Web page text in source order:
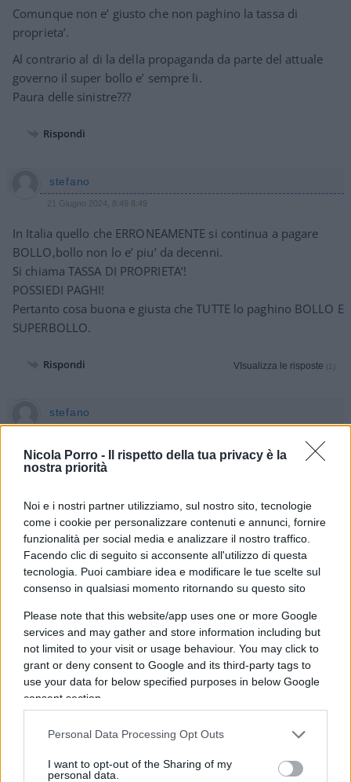
Nicola Porro -
Il rispetto della tua privacy è la
nostra priorità
Noi e i nostri partner utilizziamo, sul nostro sito, tecnologie
come i cookie per personalizzare contenuti e annunci, fornire
funzionalità per social media e analizzare il nostro traffico.
Facendo clic di seguito si acconsente all'utilizzo di questa
tecnologia. Puoi cambiare idea e modificare le tue scelte sul
consenso in qualsiasi momento ritornando su questo sito
Please note that this website/app uses one or more Google
services and may gather and store information including but
not limited to your visit or usage behaviour. You may click to
grant or deny consent to Google and its third-party tags to
use your data for below specified purposes in below Google
consent section.
Personal Data Processing Opt Outs
I want to opt-out of the Sharing of my
personal data.
Comunque non e’ giusto che non paghino la tassa di
proprieta’.
Al contrario al di la della propaganda da parte del attuale
governo il super bollo e’ sempre li.
Paura delle sinistre???
Rispondi
stefano
21 Giugno 2024, 8:49 8:49
In Italia quello che ERRONEAMENTE si continua a pagare
BOLLO,bollo non lo e’ piu’ da decenni.
Si chiama TASSA DI PROPRIETA’!
POSSIEDI PAGHI!
Pertanto cosa buona e giusta che TUTTE lo paghino BOLLO E
SUPERBOLLO.
Rispondi VIsualizza le risposte (1)
stefano
La via piu’ semplice per non perire sotto quella che di fatto a
parte di 4 scapestrati inadatti di passaggio non votati che
siedono alla UE e’ non comprarle!
Se si abbassa la testa davanti a questa GENTAGLIA ti portano
via tutto.
Rispondi
Maurizzzio
20 Giugno 2024, 18:28 18:28
Belgio mercato chiave ? Forse chiavetta. In Belgio circolano
meno di 6 milioni di auto, in Italia oltre 40